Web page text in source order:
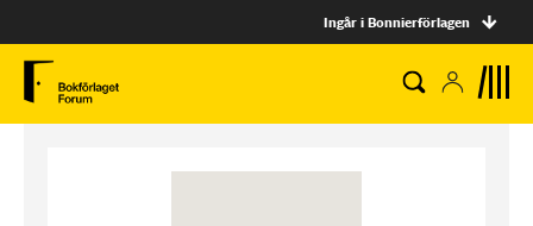
Ingår i Bonnierförlagen